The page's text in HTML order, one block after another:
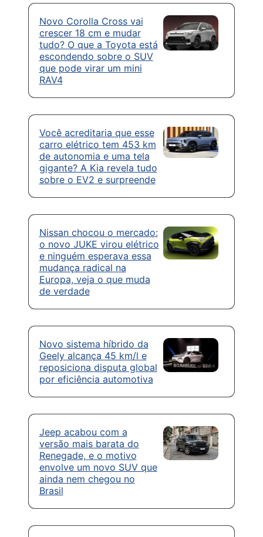
Novo Corolla Cross vai
crescer 18 cm e mudar
tudo? O que a Toyota está
escondendo sobre o SUV
que pode virar um mini
RAV4
Você acreditaria que esse
carro elétrico tem 453 km
de autonomia e uma tela
gigante? A Kia revela tudo
sobre o EV2 e surpreende
Nissan chocou o mercado:
o novo JUKE virou elétrico
e ninguém esperava essa
mudança radical na
Europa, veja o que muda
de verdade
Novo sistema híbrido da
Geely alcança 45 km/l e
reposiciona disputa global
por eficiência automotiva
Jeep acabou com a
versão mais barata do
Renegade, e o motivo
envolve um novo SUV que
ainda nem chegou no
Brasil